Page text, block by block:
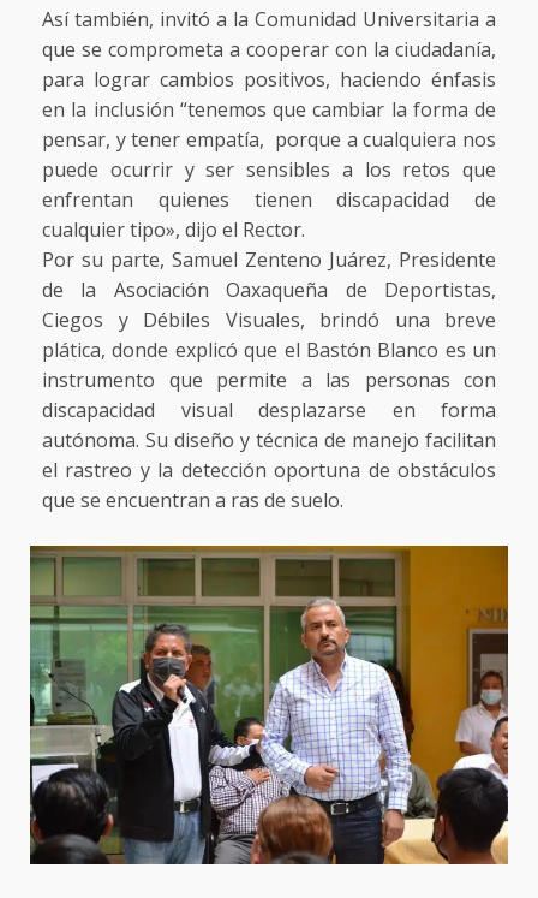
Así también, invitó a la Comunidad Universitaria a
que se comprometa a cooperar con la ciudadanía,
para lograr cambios positivos, haciendo énfasis
en la inclusión “tenemos que cambiar la forma de
pensar, y tener empatía, porque a cualquiera nos
puede ocurrir y ser sensibles a los retos que
enfrentan quienes tienen discapacidad de
cualquier tipo», dijo el Rector.
Por su parte, Samuel Zenteno Juárez, Presidente
de la Asociación Oaxaqueña de Deportistas,
Ciegos y Débiles Visuales, brindó una breve
plática, donde explicó que el Bastón Blanco es un
instrumento que permite a las personas con
discapacidad visual desplazarse en forma
autónoma. Su diseño y técnica de manejo facilitan
el rastreo y la detección oportuna de obstáculos
que se encuentran a ras de suelo.